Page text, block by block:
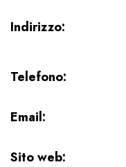
Indirizzo:
Telefono:
Email:
Sito web: